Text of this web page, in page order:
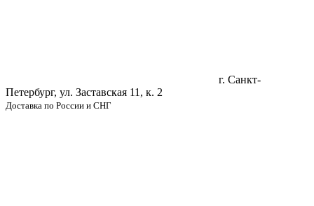
г. Санкт-
Петербург, ул. Заставская 11, к. 2
Доставка по России и СНГ